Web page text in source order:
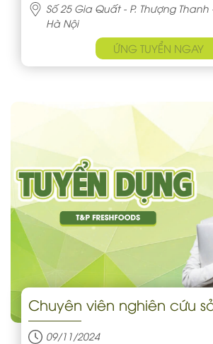
Số 25 Gia Quất - P. Thượng Thanh
Hà Nội
ỨNG TUYỂN NGAY
Chuyên viên nghiên cứu
(R&D)
09/11/2024